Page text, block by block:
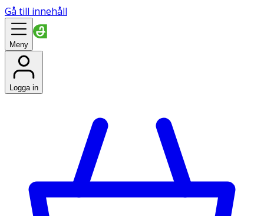
Gå till innehåll
Meny
Logga in